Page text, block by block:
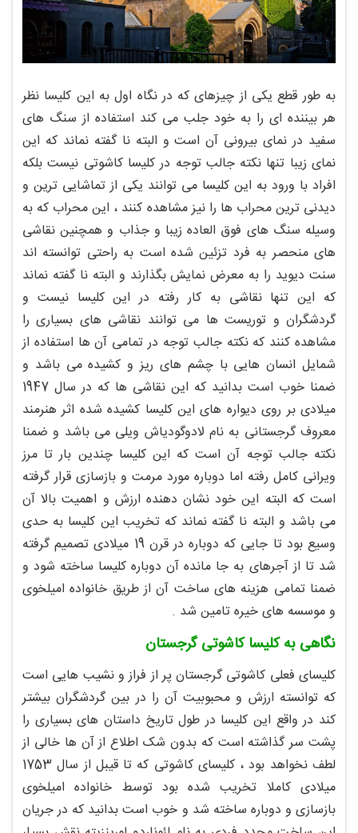
به طور قطع یکی از چیزهای که در نگاه اول به این کلیسا نظر
هر بیننده ای را به خود جلب می کند استفاده از سنگ های
سفید در نمای بیرونی آن است و البته نا گفته نماند که این
نمای زیبا تنها نکته جالب توجه در کلیسا کاشوتی نیست بلکه
افراد با ورود به این کلیسا می توانند یکی از تماشایی ترین و
دیدنی ترین محراب ها را نیز مشاهده کنند ، این محراب که به
وسیله سنگ های فوق العاده زیبا و جذاب و همچنین نقاشی
های منحصر به فرد تزئین شده است به راحتی توانسته اند
سنت دیوید را به معرض نمایش بگذارند و البته نا گفته نماند
که این تنها نقاشی به کار رفته در این کلیسا نیست و
گردشگران و توریست ها می توانند نقاشی های بسیاری را
مشاهده کنند که نکته جالب توجه در تمامی آن ها استفاده از
شمایل انسان هایی با چشم های ریز و کشیده می باشد و
ضمنا خوب است بدانید که این نقاشی ها که در سال 1947
میلادی بر روی دیواره های این کلیسا کشیده شده اثر هنرمند
معروف گرجستانی به نام لادوگودیاش ویلی می باشد و ضمنا
نکته جالب توجه آن است که این کلیسا چندین بار تا مرز
ویرانی کامل رفته اما دوباره مورد مرمت و بازسازی قرار گرفته
است که البته این خود نشان دهنده ارزش و اهمیت بالا آن
می باشد و البته نا گفته نماند که تخریب این کلیسا به حدی
وسیع بود تا جایی که دوباره در قرن 19 میلادی تصمیم گرفته
شد تا از آجرهای به جا مانده آن دوباره کلیسا ساخته شود و
ضمنا تمامی هزینه های ساخت آن از طریق خانواده امیلخوی
و موسسه های خیره تامین شد .
نگاهی به کلیسا کاشوتی گرجستان
کلیسای فعلی کاشوتی گرجستان پر از فراز و نشیب هایی است
که توانسته ارزش و محبوبیت آن را در بین گردشگران بیشتر
کند در واقع این کلیسا در طول تاریخ داستان های بسیاری را
پشت سر گذاشته است که بدون شک اطلاع از آن ها خالی از
لطف نخواهد بود ، کلیسای کاشوتی که تا قیبل از سال 1753
میلادی کاملا تخریب شده بود توسط خانواده امیلخوی
بازسازی و دوباره ساخته شد و خوب است بدانید که در جریان